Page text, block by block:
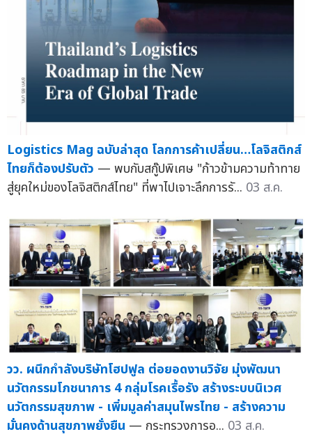
Logistics Mag ฉบับล่าสุด โลกการค้าเปลี่ยน…โลจิสติกส์
ไทยก็ต้องปรับตัว — พบกับสกู๊ปพิเศษ "ก้าวข้ามความท้าทาย
สู่ยุคใหม่ของโลจิสติกส์ไทย" ที่พาไปเจาะลึกการรั... 03 ส.ค.
วว. ผนึกกำลังบริษัทโฮปฟูล ต่อยอดงานวิจัย มุ่งพัฒนา
นวัตกรรมโภชนาการ 4 กลุ่มโรคเรื้อรัง สร้างระบบนิเวศ
นวัตกรรมสุขภาพ - เพิ่มมูลค่าสมุนไพรไทย - สร้างความ
มั่นคงด้านสุขภาพยั่งยืน — กระทรวงการอ... 03 ส.ค.